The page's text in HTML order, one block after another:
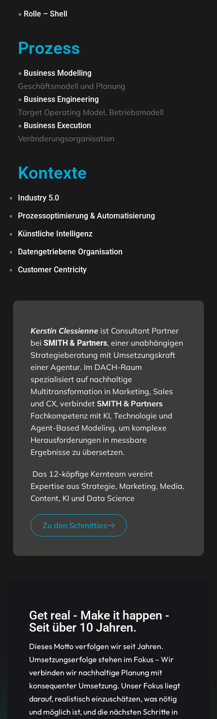
• Rolle – Shell
Prozess
• Business Modelling
Geschäftsmodell und Planung
• Business Engineering
Target Operating Model, Betriebsmodell
• Business Execution
Veränderungsorganisation
Kontexte
Industry 5.0
Prozessoptimierung & Automatisierung
Künstliche Intelligenz
Datengetriebene Organisation
Customer Centricity
Kerstin Clessienne ist Consultant Partner
bei SMITH & Partners, einer unabhängigen
Strategieberatung mit Umsetzungskraft
einer Agentur. Im DACH-Raum
spezialisiert auf nachhaltige
Multitransformation in Marketing, Sales
und CX, verbindet SMITH & Partners
Fachkompetenz mit KI, Technologie und
Agent-Based Modeling, um komplexe
Herausforderungen in messbare
Ergebnisse zu übersetzen.
Das 12-köpfige Kernteam vereint
Expertise aus Strategie, Marketing, Media,
Content, KI und Data Science
Zu den Schmitties
Get real - Make it happen -
Seit über 10 Jahren.
Dieses Motto verfolgen wir seit Jahren.
Umsetzungserfolge stehen im Fokus – Wir
verbinden wir nachhaltige Planung mit
konsequenter Umsetzung. Unser Fokus liegt
darauf, realistisch einzuschätzen, was nötig
und möglich ist, und die nächsten Schritte in